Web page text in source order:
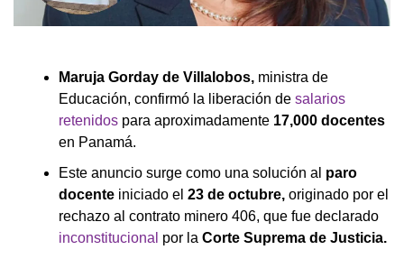
Maruja Gorday de Villalobos, ministra de
Educación, confirmó la liberación de salarios
retenidos para aproximadamente 17,000 docentes
en Panamá.
Este anuncio surge como una solución al paro
docente iniciado el 23 de octubre, originado por el
rechazo al contrato minero 406, que fue declarado
inconstitucional por la Corte Suprema de Justicia.